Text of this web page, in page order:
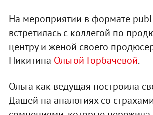
На мероприятии в формате
встретилась с коллегой по
центру и женой своего
Никитина Ольгой Горбачевой.
Ольга как ведущая построила
Дашей на аналогиях со